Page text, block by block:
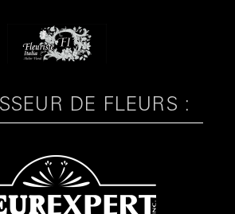
DE FLEURS :